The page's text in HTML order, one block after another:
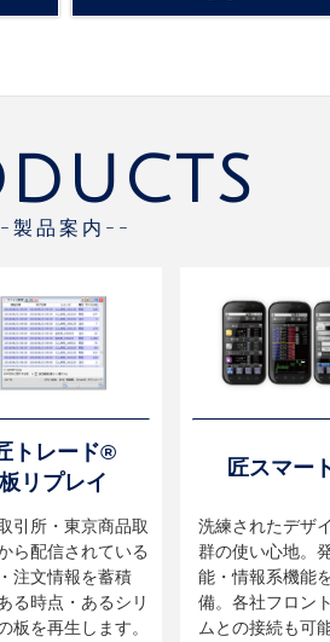
製品案内--
トレード®
板リプレイ
引所・東京商品取
ら配信されている
注文情報を蓄積
る時点・あるシリ
板を再生します。
匠スマー
洗練されたデザ
群の使い心地。
能・情報系機能
備。各社フロン
ムとの接続も可